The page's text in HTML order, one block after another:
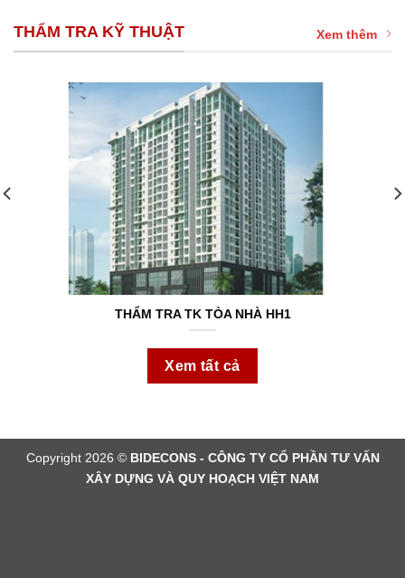
THẨM TRA KỸ THUẬT Xem thêm
THẨM TRA TK TÒA NHÀ HH1
Xem tất cả
Copyright 2026 © BIDECONS - CÔNG TY CỔ PHẦN TƯ VẤN
XÂY DỰNG VÀ QUY HOẠCH VIỆT NAM